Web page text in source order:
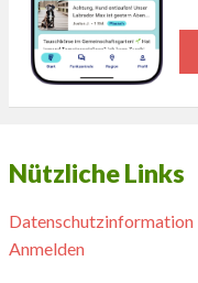
Nützliche Links
Datenschutzinformation
Anmelden